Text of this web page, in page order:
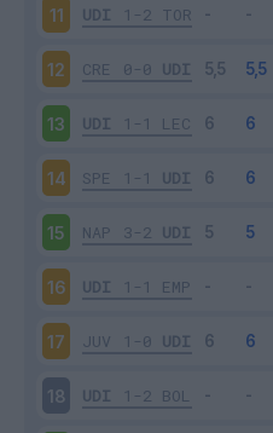
11 UDI 1-2 TOR
12 CRE 0-0 UDI
13 UDI 1-1 LEC
14 SPE 1-1 UDI
15 NAP 3-2 UDI
16 UDI 1-1 EMP
17 JUV 1-0 UDI
18 UDI 1-2 BOL